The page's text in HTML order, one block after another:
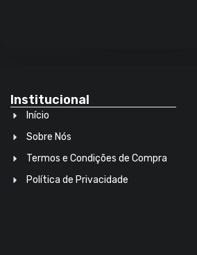
Institucional
Início
Sobre Nós
Termos e Condições de Compra
Política de Privacidade